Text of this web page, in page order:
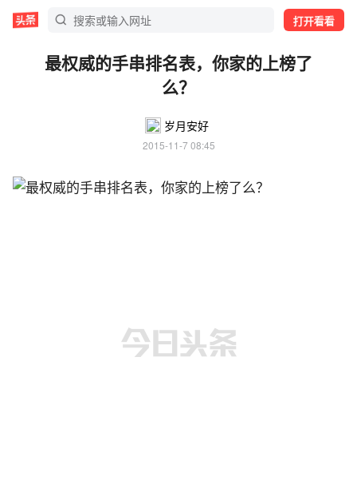
打开看看
最权威的手串排名表，你家的上榜了
么？
岁月安好
2015-11-7 08:45